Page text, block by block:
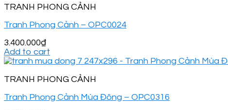
TRANH PHONG CẢNH
Tranh Phong Cảnh – OPC0024
3.400.000₫
Add to cart
TRANH PHONG CẢNH
Tranh Phong Cảnh Mùa Đông – OPC0316